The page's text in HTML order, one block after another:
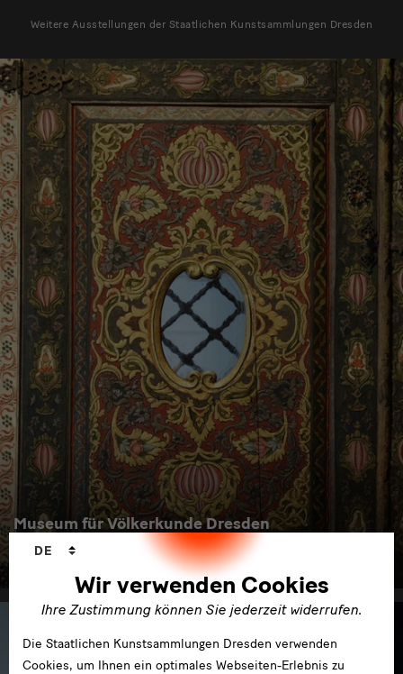
Weitere Ausstellungen der Staatlichen Kunstsammlungen Dresden
Museum für Völkerkunde Dresden
im Japanischen Palais
Wir verwenden Cookies
Ihre Zustimmung können Sie jederzeit widerrufen.
Sprachwechsler
DE
Die Staatlichen Kunstsammlungen Dresden verwenden
Cookies, um Ihnen ein optimales Webseiten-Erlebnis zu